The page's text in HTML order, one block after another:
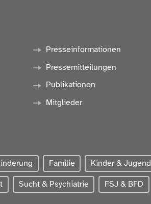
Presseinformationen
Pressemitteilungen
Publikationen
Mitglieder
Familie Kinder & Jugend
Sucht & Psychiatrie FSJ & BFD